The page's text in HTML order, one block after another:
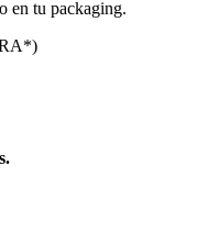
en tu packaging.